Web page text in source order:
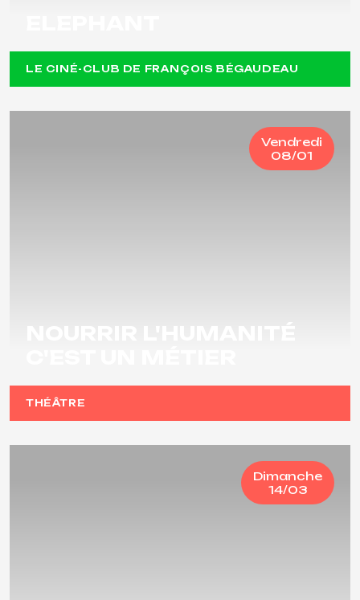
LE CINÉ-CLUB DE FRANÇOIS BÉGAUDEAU
Vendredi
08/01
THÉÂTRE
Dimanche
14/03